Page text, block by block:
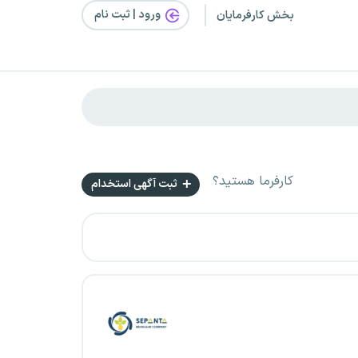
بخش کارفرمایان ورود | ثبت‌ نام
کارفرما هستید؟ ثبت آگهی استخدام